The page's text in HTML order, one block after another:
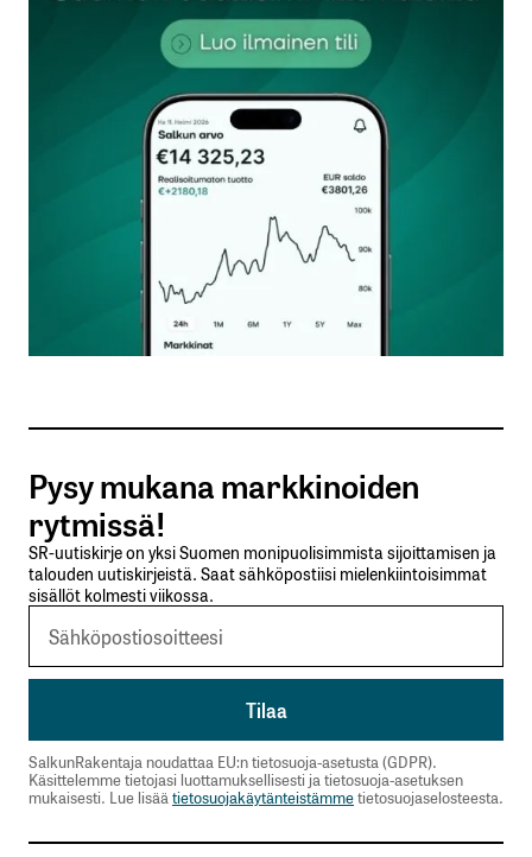
Sähköpostiosoitettasi ei julkaista.Pakolliset
kentät on merkitty*
Kommentti*
Nimesi tai nimimerkkisi
Sähköpostiosoitteesi
Tilaa SalkunRakentajan uutiskirje
Lähetä kommentti
Pysy mukana markkinoiden
rytmissä!
SR-uutiskirje on yksi Suomen monipuolisimmista sijoittamisen ja
talouden uutiskirjeistä. Saat sähköpostiisi mielenkiintoisimmat
sisällöt kolmesti viikossa.
SalkunRakentaja noudattaa EU:n tietosuoja-asetusta (GDPR).
Käsittelemme tietojasi luottamuksellisesti ja tietosuoja-asetuksen
mukaisesti. Lue lisää tietosuojakäytänteistämmetietosuojaselosteesta.